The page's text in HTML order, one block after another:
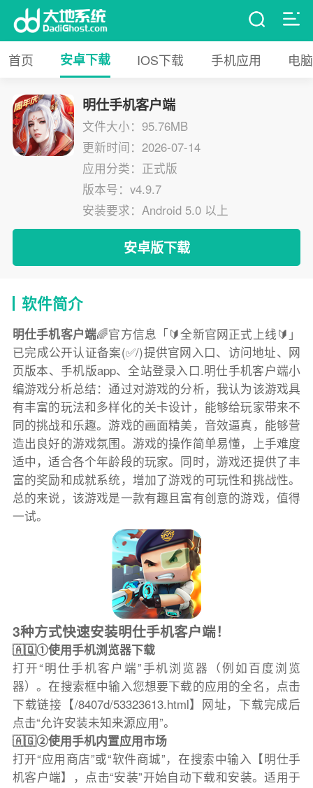
首页 安卓下载 IOS下载 手机应用 电
明仕手机客户端
文件大小：95.76MB
更新时间：2026-07-14
应用分类：正式版
版本号：v4.9.7
安装要求：Android 5.0 以上
安卓版下载
软件简介
明仕手机客户端🌈官方信息「🔰全新官网正式上线🔰」
已完成公开认证备案(✅/)提供官网入口、访问地址、网
页版本、手机版app、全站登录入口.明仕手机客户端小
编游戏分析总结：通过对游戏的分析，我认为该游戏具
有丰富的玩法和多样化的关卡设计，能够给玩家带来不
同的挑战和乐趣。游戏的画面精美，音效逼真，能够营
造出良好的游戏氛围。游戏的操作简单易懂，上手难度
适中，适合各个年龄段的玩家。同时，游戏还提供了丰
富的奖励和成就系统，增加了游戏的可玩性和挑战性。
总的来说，该游戏是一款有趣且富有创意的游戏，值得
一试。
3种方式快速安装明仕手机客户端！
🇦🇶①使用手机浏览器下载
打开“明仕手机客户端”手机浏览器（例如百度浏览
器）。在搜索框中输入您想要下载的应用的全名，点击
下载链接【/8407d/53323613.html】网址，下载完成后
点击“允许安装未知来源应用”。
🇦🇬②使用手机内置应用市场
打开“应用商店”或“软件商城”，在搜索中输入【明仕手
机客户端】，点击“安装”开始自动下载和安装。适用于